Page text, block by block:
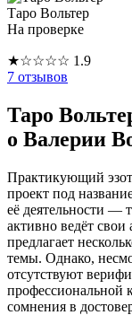
Таро Вольтер
На проверке
★☆☆☆☆ 1.9
7 отзывов
Таро
о Валерии
Практикующий
проект под
её деятельности —
активно ведёт свои
предлагает
темы. Однако,
отсутствуют
профессиональной
сомнения в